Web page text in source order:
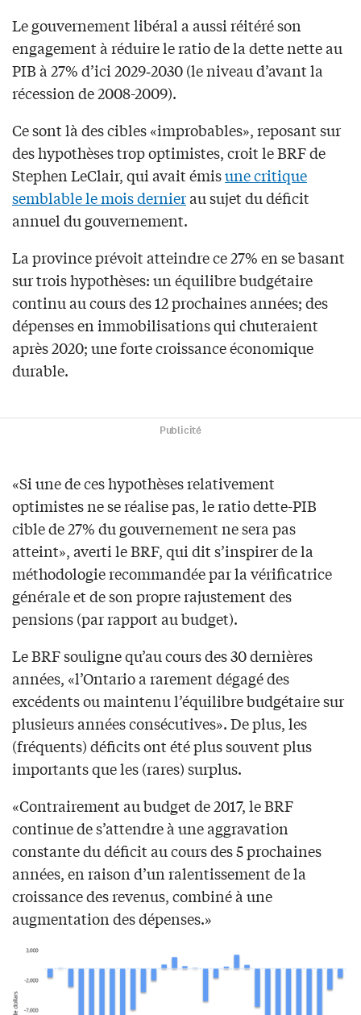
Le gouvernement libéral a aussi réitéré son
engagement à réduire le ratio de la dette nette au
PIB à 27% d’ici 2029‑2030 (le niveau d’avant la
récession de 2008-2009).
Ce sont là des cibles «improbables», reposant sur
des hypothèses trop optimistes, croit le BRF de
Stephen LeClair, qui avait émisune critique
semblable le mois dernierau sujet du déficit
annuel du gouvernement.
La province prévoit atteindre ce 27% en se basant
sur trois hypothèses: un équilibre budgétaire
continu au cours des 12 prochaines années; des
dépenses en immobilisations qui chuteraient
après 2020; une forte croissance économique
durable.
Publicité
«Si une de ces hypothèses relativement
optimistes ne se réalise pas, le ratio dette-PIB
cible de 27% du gouvernement ne sera pas
atteint», averti le BRF, qui dit s’inspirer de la
méthodologie recommandée par la vérificatrice
générale et de son propre rajustement des
pensions (par rapport au budget).
Le BRF souligne qu’au cours des 30 dernières
années, «l’Ontario a rarement dégagé des
excédents ou maintenu l’équilibre budgétaire sur
plusieurs années consécutives». De plus, les
(fréquents) déficits ont été plus souvent plus
importants que les (rares) surplus.
«Contrairement au budget de 2017, le BRF
continue de s’attendre à une aggravation
constante du déficit au cours des 5 prochaines
années, en raison d’un ralentissement de la
croissance des revenus, combiné à une
augmentation des dépenses.»